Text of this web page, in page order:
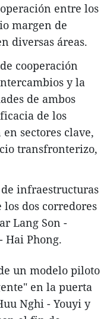
entre los
margen de
diversas áreas.
cooperación
y la
de ambos
de los
sectores clave,
transfronterizo,
infraestructuras
dos corredores
Lang Son -
Hai Phong.
un modelo piloto
en la puerta
Nghi - Youyi y